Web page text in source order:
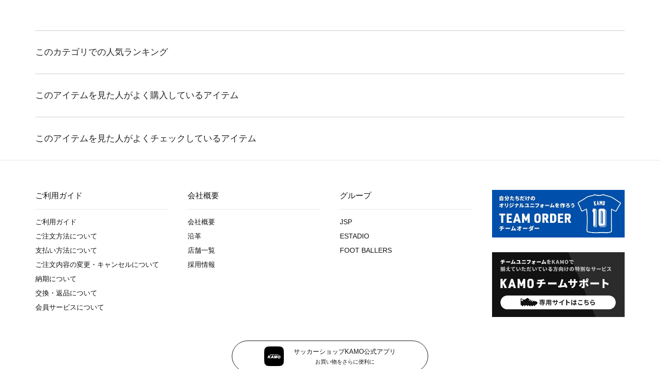
ご利用ガイド
ご利用ガイド
ご注文方法について
支払い方法について
ご注文内容の変更・キャンセルについて
納期について
交換・返品について
会員サービスについて
会社概要
会社概要
沿革
店舗一覧
採用情報
グループ
JSP
ESTADIO
FOOT BALLERS
サッカーショップKAMO公式アプリ
お買い物をさらに便利に